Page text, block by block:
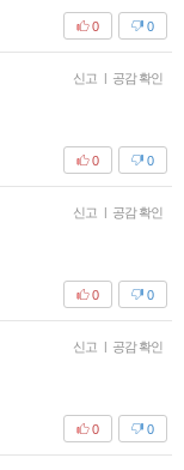
0
0
신고 | 공감 확인
0
0
신고 | 공감 확인
0
0
신고 | 공감 확인
0
0